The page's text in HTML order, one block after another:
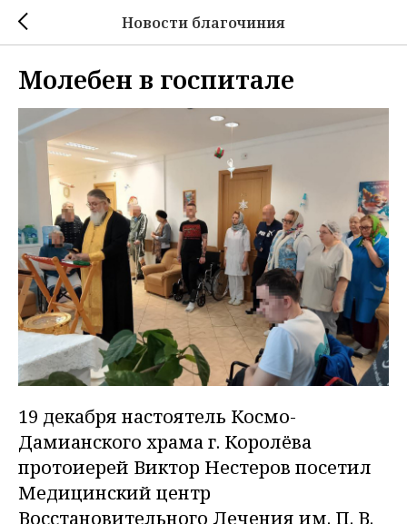
Новости благочиния
Молебен в госпитале
19 декабря настоятель Космо-
Дамианского храма г. Королёва
протоиерей Виктор Нестеров посетил
Медицинский центр
Восстановительного Лечения им. П. В.